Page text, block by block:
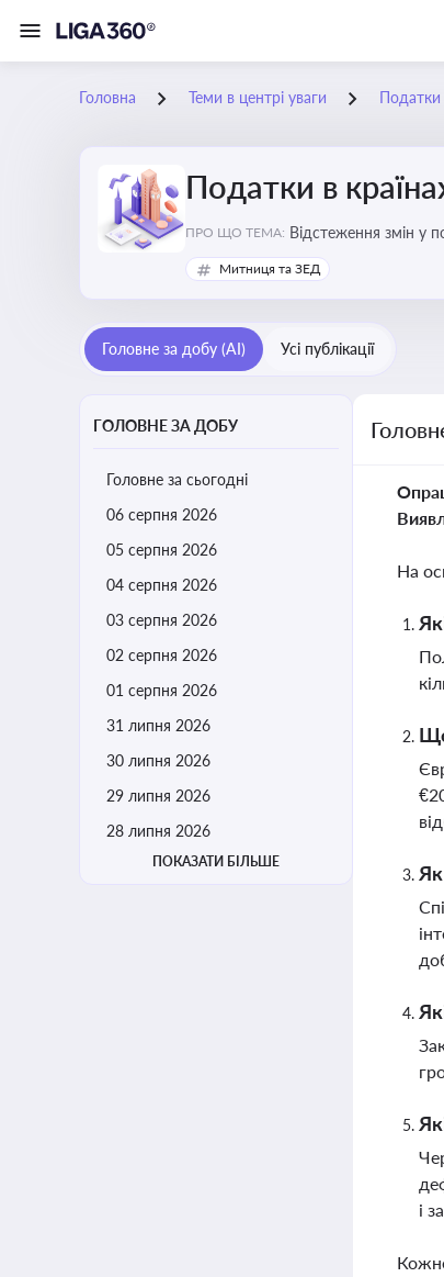
Головна Теми в центрі уваги Податки
Податки в
ПРО ЩО ТЕМА: Відстеження змін у
Митниця та ЗЕД
Головне за добу (AI) Усі публікації
ГОЛОВНЕ ЗА ДОБУ
Головне за сьогодні
06 серпня 2026
05 серпня 2026
04 серпня 2026
03 серпня 2026
02 серпня 2026
01 серпня 2026
31 липня 2026
30 липня 2026
29 липня 2026
28 липня 2026
ПОКАЗАТИ БІЛЬШЕ
На
Як
і